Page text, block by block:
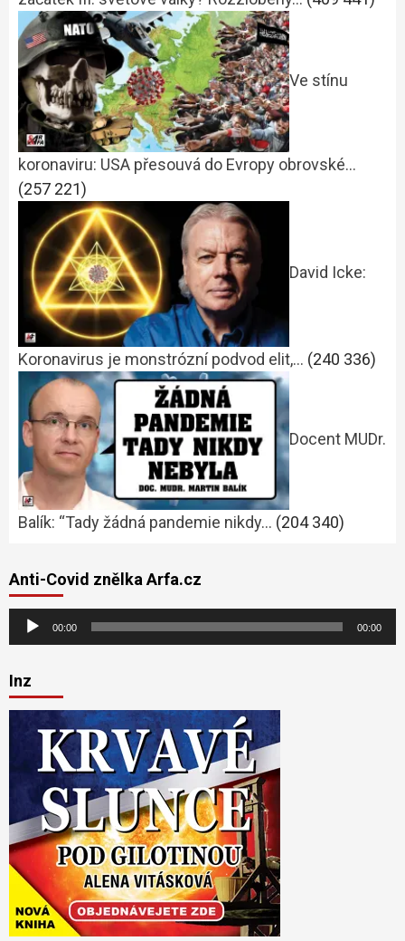
Ve stínu
koronaviru: USA přesouvá do Evropy obrovské…
(257 221)
David Icke:
Koronavirus je monstrózní podvod elit,… (240 336)
Docent MUDr.
Balík: “Tady žádná pandemie nikdy… (204 340)
Anti-Covid znělka Arfa.cz
Audio
přehrávač
00:00 00:00
Inz